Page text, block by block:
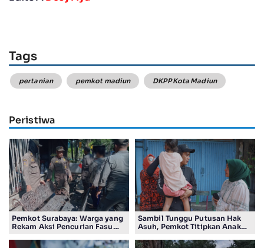
Tags
pertanian pemkot madiun DKPP Kota Madiun
Peristiwa
Pemkot Surabaya: Warga yang
Rekam Aksi Pencurian Fasum
Ribu
Sambil Tunggu Putusan Hak
Asuh, Pemkot Titipkan Anak
Aman Kota Surabaya